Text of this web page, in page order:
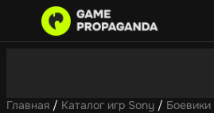
Главная / Каталог игр Sony / Боевики